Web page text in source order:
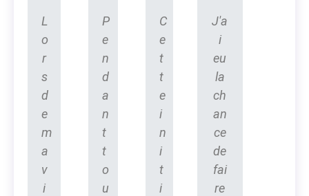
L
o
r
s
d
e
m
a
v
i
P
e
n
d
a
n
t
t
o
u
C
e
t
t
e
i
n
i
t
i
J'a
i
eu
la
ch
an
ce
de
fai
re